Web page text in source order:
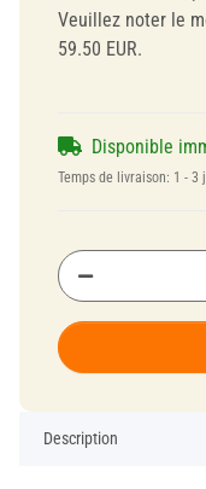
Veuillez noter le
59.50 EUR.
Disponible
Temps de livraison: 1 - 3
Description